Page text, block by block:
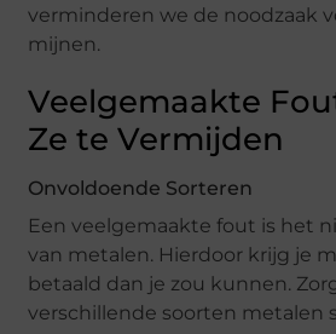
verminderen we de noodzaak
mijnen.
Veelgemaakte
Ze te Vermijden
Onvoldoende Sorteren
Een veelgemaakte fout is het
van metalen. Hierdoor krijg je
betaald dan je zou kunnen.
verschillende soorten metalen